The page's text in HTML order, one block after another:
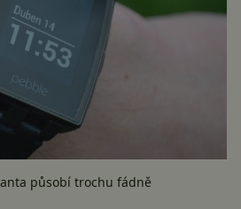
působí trochu fádně